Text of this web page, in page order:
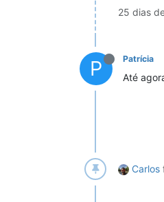
25 dias
P Patrícia
Até
Carlos